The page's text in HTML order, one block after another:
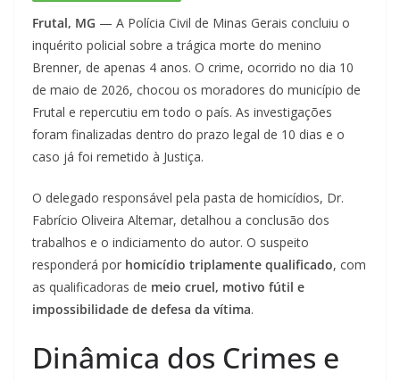
Frutal, MG — A Polícia Civil de Minas Gerais concluiu o
inquérito policial sobre a trágica morte do menino
Brenner, de apenas 4 anos. O crime, ocorrido no dia 10
de maio de 2026, chocou os moradores do município de
Frutal e repercutiu em todo o país. As investigações
foram finalizadas dentro do prazo legal de 10 dias e o
caso já foi remetido à Justiça.
O delegado responsável pela pasta de homicídios, Dr.
Fabrício Oliveira Altemar, detalhou a conclusão dos
trabalhos e o indiciamento do autor. O suspeito
responderá por homicídio triplamente qualificado, com
as qualificadoras de meio cruel, motivo fútil e
impossibilidade de defesa da vítima.
Dinâmica dos Crimes e